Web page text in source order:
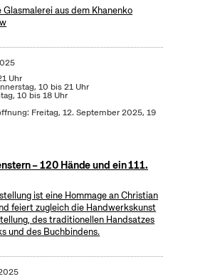
aus dem Khanenko
Uhr
10 bis 21 Uhr
10 bis 18 Uhr
Freitag, 12. September 2025, 19
– 120 Hände und ein 111.
ist eine Hommage an Christian
feiert zugleich die Handwerkskunst
des traditionellen Handsatzes
und des Buchbindens.